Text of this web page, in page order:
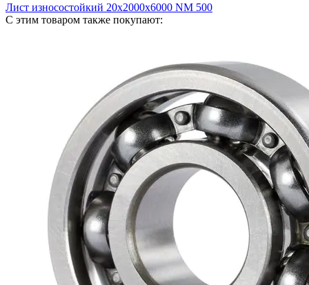
Лист износостойкий 20х2000х6000 NM 500
С этим товаром также покупают: